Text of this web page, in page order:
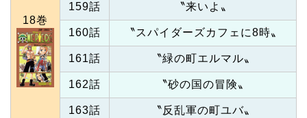
18巻
159話 〝来いよ〟
160話 〝スパイダーズカフェに8時〟
161話 〝緑の町エルマル〟
162話 〝砂の国の冒険〟
163話 〝反乱軍の町ユバ〟